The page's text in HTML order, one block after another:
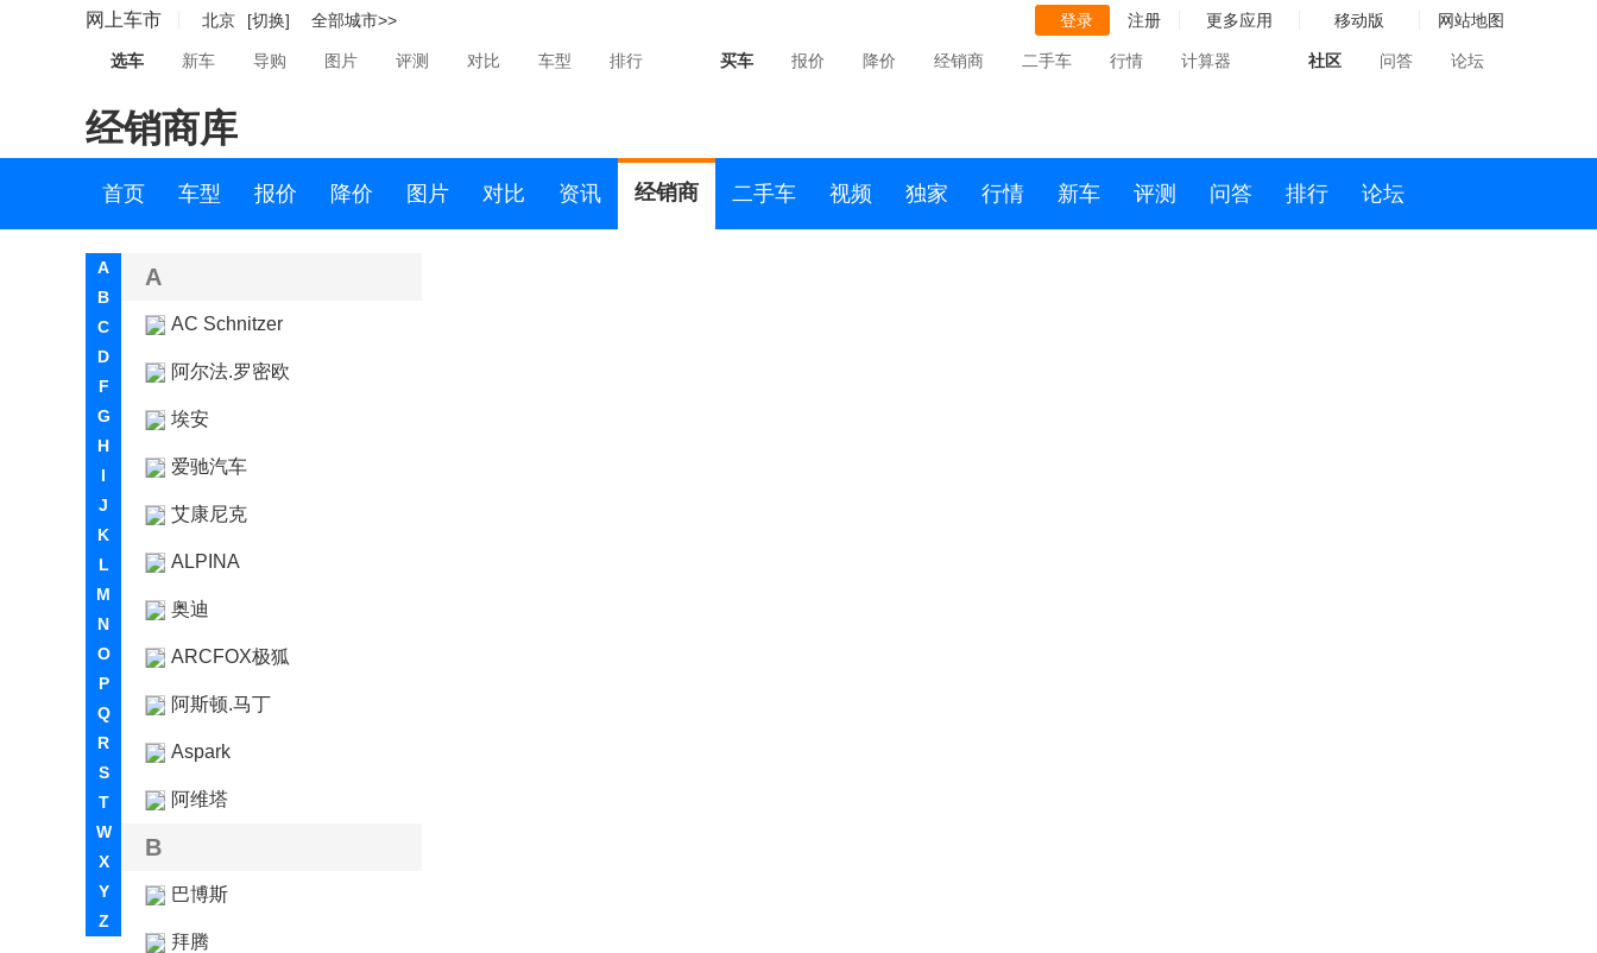
网上车市 北京 [切换] 全部城市>> 登录 注册 更多应用 移动版 网站地图
选车 新车 导购 图片 评测 对比 车型 排行 买车 报价 降价 经销商 二手车 行情 计算器 社区 问答 论坛
经销商库
首页 车型 报价 降价 图片 对比 资讯 经销商 二手车 视频 独家 行情 新车 评测 问答 排行 论坛
A
B
C
D
F
G
H
I
J
K
L
M
N
O
P
Q
R
S
T
W
X
Y
Z
A
AC Schnitzer
阿尔法.罗密欧
埃安
爱驰汽车
艾康尼克
ALPINA
奥迪
ARCFOX极狐
阿斯顿.马丁
Aspark
阿维塔
B
巴博斯
拜腾